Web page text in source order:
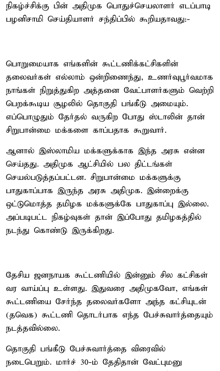
நிகழ்ச்சிக்கு பின் அதிமுக பொதுச்செயலாளர் எடப்பாடி
பழனிசாமி செய்தியாளர் சந்திப்பில் கூறியதாவது:-
பொறுமையாக எங்களின் கூட்டணிக்கட்சிகளின்
தலைவர்கள் எல்லாம் ஒன்றிணைந்து, உணர்வுபூர்வமாக
நாங்கள் நிறுத்துகிற அத்தனை வேட்பாளர்களும் வெற்றி
பெறக்கூடிய சூழலில் தொகுதி பங்கீடு அமையும்.
எப்பொழுதும் தேர்தல் வருகிற போது ஸ்டாலின் தான்
சிறுபான்மை மக்களை காப்பதாக கூறுவார்.
ஆனால் இஸ்லாமிய மக்களுக்காக இந்த அரசு என்ன
செய்தது. அதிமுக ஆட்சியில் பல திட்டங்கள்
செயல்படுத்தப்பட்டன. சிறுபான்மை மக்களுக்கு
பாதுகாப்பாக இருந்த அரசு அதிமுக. இன்றைக்கு
ஒட்டுமொத்த தமிழக மக்களுக்கே பாதுகாப்பு இல்லை.
அப்படிபட்ட நிகழ்வுகள் தான் இப்போது தமிழகத்தில்
நடந்து கொண்டு இருக்கிறது.
தேசிய ஜனநாயக கூட்டணியில் இன்னும் சில கட்சிகள்
வர வாய்ப்பு உள்ளது. இதுவரை அதிமுகவோ, எங்கள்
கூட்டணியை சேர்ந்த தலைவர்களோ அந்த கட்சியுடன்
(தவெக) கூட்டணி தொடர்பாக எந்த பேச்சுவார்த்தையும்
நடத்தவில்லை.
தொகுதி பங்கீடு பேச்சுவார்த்தை விரைவில்
நடைபெறும். மார்ச் 30-ம் தேதிதான் வேட்புமனு